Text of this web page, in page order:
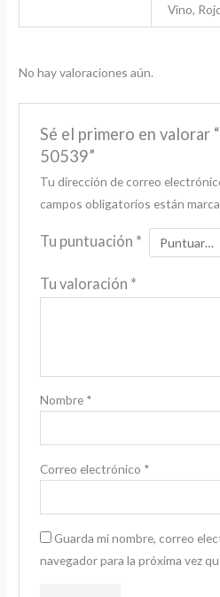
Vino,
No hay valoraciones aún.
Sé el primero en valorar
50539”
Tu dirección de correo
campos obligatorios están
Tu puntuación *
Tu valoración *
Nombre *
Correo electrónico *
Guarda mi nombre, correo
navegador para la próxima vez